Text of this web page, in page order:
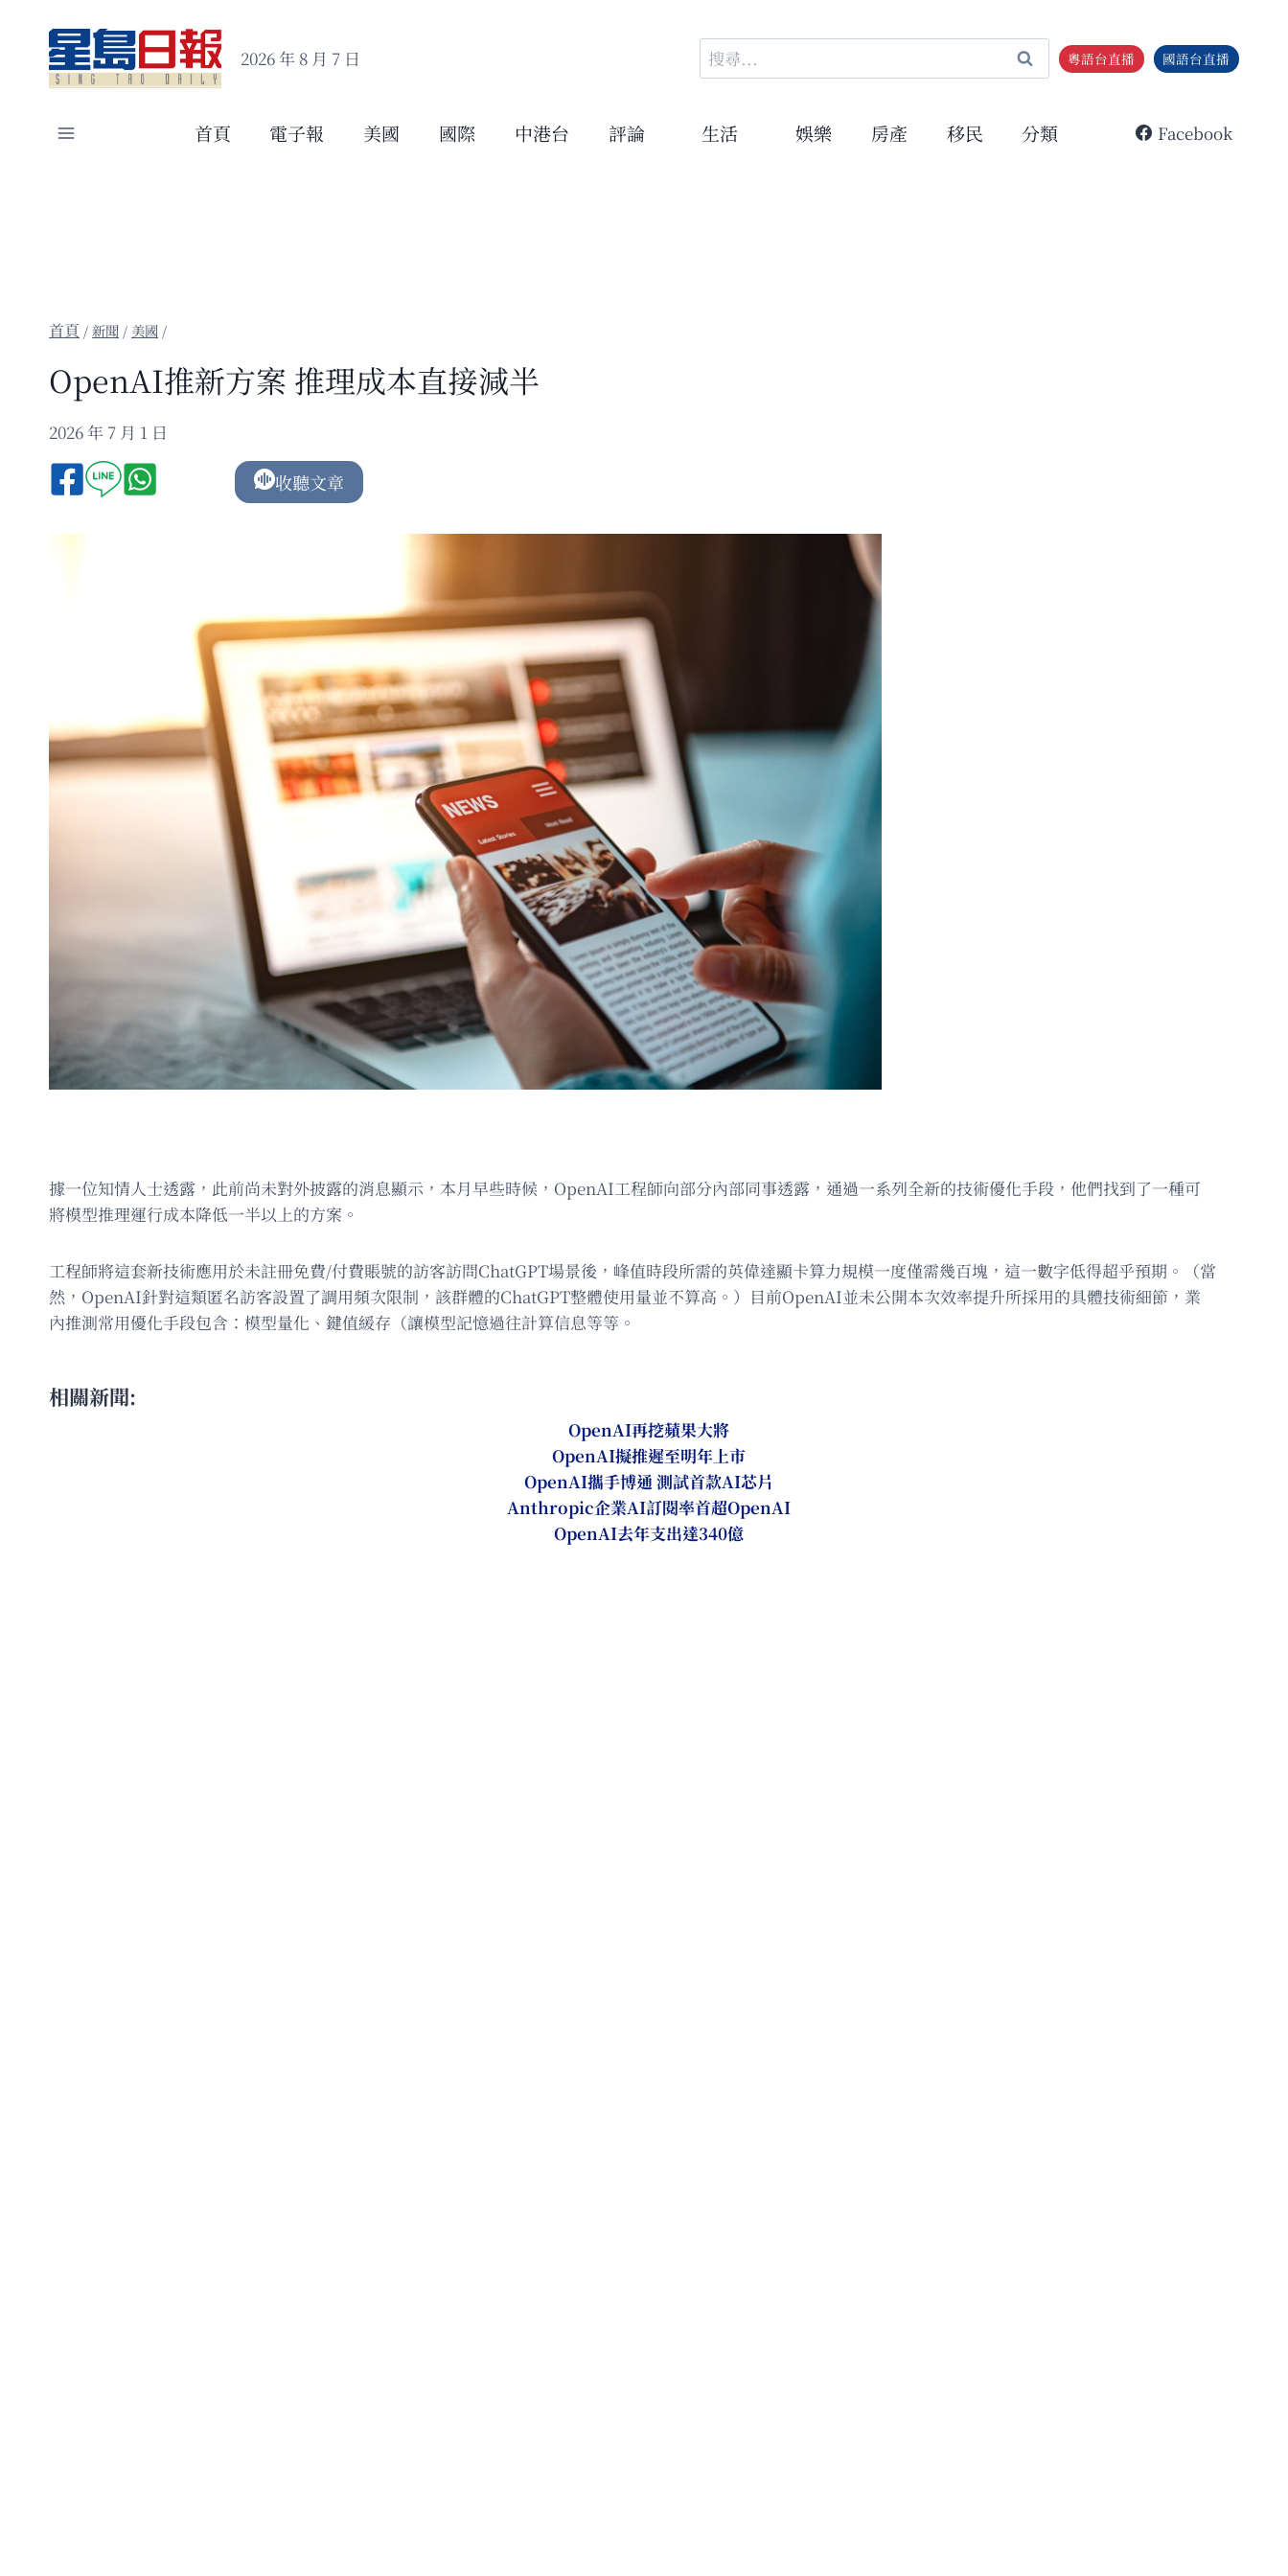
content
2026 年 8 月 7 日
搜
尋
鍵
粵語台直播 國語台直播
首頁 電子報 美國 國際 中港台 評論 生活 娛樂 房產 移民 分類 Facebook
/新聞 / 美國 /
OpenAI推新方案 推理成本直接減半
2026 年 7 月 1 日
收聽文章
據一位知情人士透露，此前尚未對外披露的消息顯示，本月早些時候，OpenAI工程師向部分內部同事透露，通過一系列全新的技術優化手段，他們找到了一種可
將模型推理運行成本降低一半以上的方案。
工程師將這套新技術應用於未註冊免費/付費賬號的訪客訪問ChatGPT場景後，峰值時段所需的英偉達顯卡算力規模一度僅需幾百塊，這一數字低得超乎預期。（當
然，OpenAI針對這類匿名訪客設置了調用頻次限制，該群體的ChatGPT整體使用量並不算高。）目前OpenAI並未公開本次效率提升所採用的具體技術細節，業
內推測常用優化手段包含：模型量化、鍵值緩存（讓模型記憶過往計算信息等等。
相關新聞:
OpenAI再挖蘋果大將
OpenAI擬推遲至明年上市
OpenAI攜手博通 測試首款AI芯片
Anthropic企業AI訂閱率首超OpenAI
OpenAI去年支出達340億